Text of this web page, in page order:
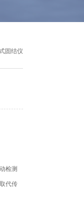
固结仪
检测
代传